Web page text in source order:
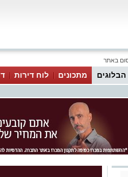
באתר
הבלוגים מתכונים לוח דירות